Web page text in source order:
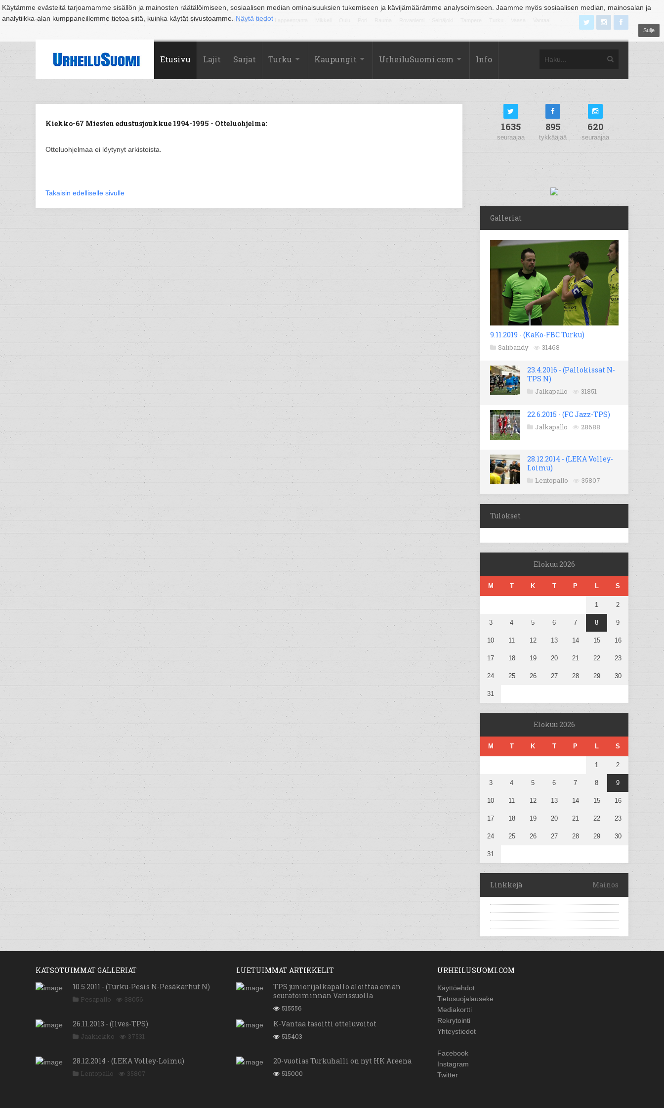
Käytämme evästeitä tarjoamamme sisällön ja mainosten räätälöimiseen, sosiaalisen median ominaisuuksien tukemiseen ja kävijämäärämme analysoimiseen. Jaamme myös sosiaalisen median, mainosalan ja
analytiikka-alan kumppaneillemme tietoa siitä, kuinka käytät sivustoamme. Näytä tiedot
Sulje
Suomi Espoo Helsinki Hämeenlinna Joensuu Jyväskylä Kouvola Kuopio Lahti
Etusivu Lajit Sarjat Turku Kaupungit UrheiluSuomi.com Info
Kiekko-67 Miesten edustusjoukkue 1994-1995 - Otteluohjelma:
Otteluohjelmaa ei löytynyt arkistoista.
Takaisin edelliselle sivulle
1635
seuraajaa
895
tykkääjää
620
seuraajaa
Galleriat
9.11.2019 - (KaKo-FBC Turku)
Salibandy 31468
23.4.2016 - (Pallokissat N-
TPS N)
Jalkapallo 31851
22.6.2015 - (FC Jazz-TPS)
Jalkapallo 28688
28.12.2014 - (LEKA Volley-
Loimu)
Lentopallo 35807
Tulokset
Elokuu 2026
M T K T P L S
1 2
3 4 5 6 7 8 9
10 11 12 13 14 15 16
17 18 19 20 21 22 23
24 25 26 27 28 29 30
31
Elokuu 2026
M T K T P L S
1 2
3 4 5 6 7 8 9
10 11 12 13 14 15 16
17 18 19 20 21 22 23
24 25 26 27 28 29 30
31
Linkkejä Mainos
KATSOTUIMMAT GALLERIAT
10.5.2011 - (Turku-Pesis N-Pesäkarhut N)
Pesäpallo 38056
26.11.2013 - (Ilves-TPS)
Jääkiekko 37531
28.12.2014 - (LEKA Volley-Loimu)
Lentopallo 35807
LUETUIMMAT ARTIKKELIT
TPS juniorijalkapallo aloittaa oman
seuratoiminnan Varissuolla
515556
K-Vantaa tasoitti otteluvoitot
515403
20-vuotias Turkuhalli on nyt HK Areena
515000
URHEILUSUOMI.COM
Käyttöehdot
Tietosuojalauseke
Mediakortti
Rekrytointi
Yhteystiedot
Facebook
Instagram
Twitter